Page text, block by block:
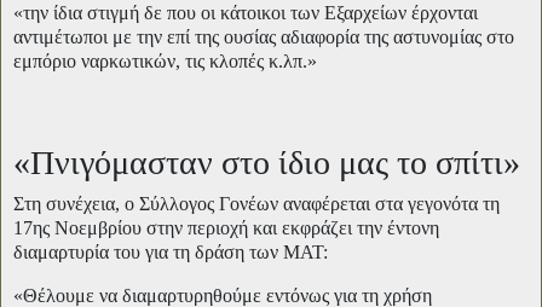
«την ίδια στιγμή δε που οι κάτοικοι των Εξαρχείων έρχονται
αντιμέτωποι με την επί της ουσίας αδιαφορία της αστυνομίας στο
εμπόριο ναρκωτικών, τις κλοπές κ.λπ.»
«Πνιγόμασταν στο ίδιο μας το σπίτι»
Στη συνέχεια, ο Σύλλογος Γονέων αναφέρεται στα γεγονότα τη
17ης Νοεμβρίου στην περιοχή και εκφράζει την έντονη
διαμαρτυρία του για τη δράση των ΜΑΤ:
«Θέλουμε να διαμαρτυρηθούμε εντόνως για τη χρήση